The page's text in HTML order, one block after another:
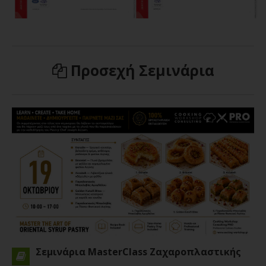
Προσεχή Σεμινάρια
Σεμινάρια MasterClass Ζαχαροπλαστικής